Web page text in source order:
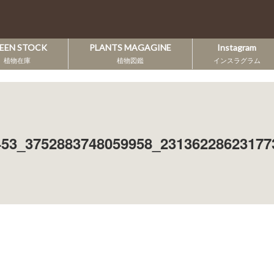
STOCK
植物在庫
PLANTS MAGAGINE
植物図鑑
Instagram
インスラグラム